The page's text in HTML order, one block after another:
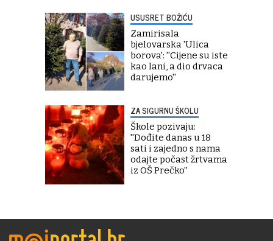
USUSRET BOŽIĆU
Zamirisala
bjelovarska 'Ulica
borova': ''Cijene su iste
kao lani, a dio drvaca
darujemo''
ZA SIGURNU ŠKOLU
Škole pozivaju:
''Dođite danas u 18
sati i zajedno s nama
odajte počast žrtvama
iz OŠ Prečko''